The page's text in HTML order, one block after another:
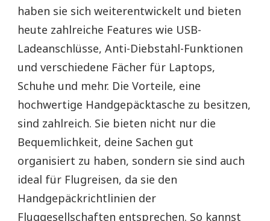
haben sie sich weiterentwickelt und bieten
heute zahlreiche Features wie USB-
Ladeanschlüsse, Anti-Diebstahl-Funktionen
und verschiedene Fächer für Laptops,
Schuhe und mehr. Die Vorteile, eine
hochwertige Handgepäcktasche zu besitzen,
sind zahlreich. Sie bieten nicht nur die
Bequemlichkeit, deine Sachen gut
organisiert zu haben, sondern sie sind auch
ideal für Flugreisen, da sie den
Handgepäckrichtlinien der
Fluggesellschaften entsprechen. So kannst